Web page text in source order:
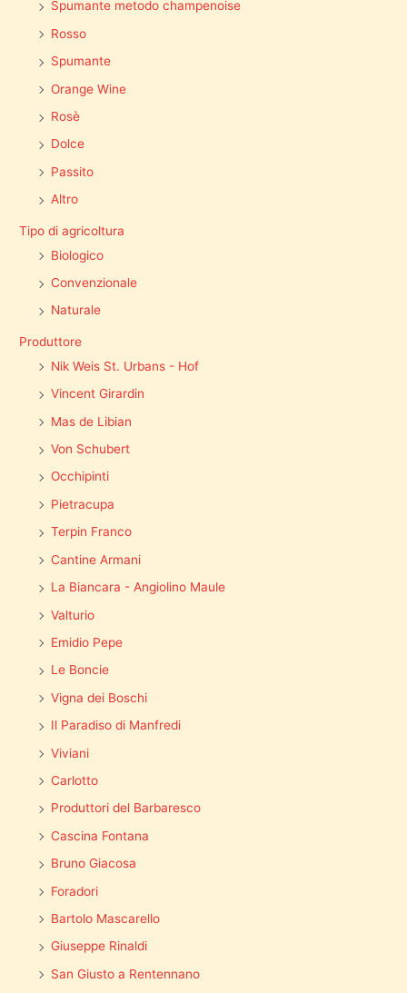
Spumante metodo champenoise
Rosso
Spumante
Orange Wine
Rosè
Dolce
Passito
Altro
Tipo di agricoltura
Biologico
Convenzionale
Naturale
Produttore
Nik Weis St. Urbans - Hof
Vincent Girardin
Mas de Libian
Von Schubert
Occhipinti
Pietracupa
Terpin Franco
Cantine Armani
La Biancara - Angiolino Maule
Valturio
Emidio Pepe
Le Boncie
Vigna dei Boschi
Il Paradiso di Manfredi
Viviani
Carlotto
Produttori del Barbaresco
Cascina Fontana
Bruno Giacosa
Foradori
Bartolo Mascarello
Giuseppe Rinaldi
San Giusto a Rentennano